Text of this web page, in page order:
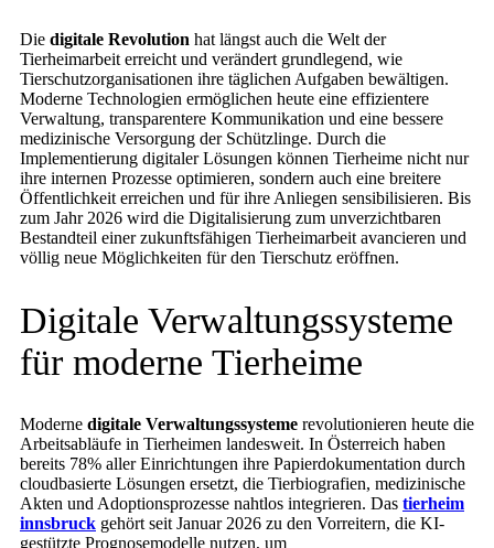
Die digitale Revolution hat längst auch die Welt der
Tierheimarbeit erreicht und verändert grundlegend, wie
Tierschutzorganisationen ihre täglichen Aufgaben bewältigen.
Moderne Technologien ermöglichen heute eine effizientere
Verwaltung, transparentere Kommunikation und eine bessere
medizinische Versorgung der Schützlinge. Durch die
Implementierung digitaler Lösungen können Tierheime nicht nur
ihre internen Prozesse optimieren, sondern auch eine breitere
Öffentlichkeit erreichen und für ihre Anliegen sensibilisieren. Bis
zum Jahr 2026 wird die Digitalisierung zum unverzichtbaren
Bestandteil einer zukunftsfähigen Tierheimarbeit avancieren und
völlig neue Möglichkeiten für den Tierschutz eröffnen.
Digitale Verwaltungssysteme
für moderne Tierheime
Moderne digitale Verwaltungssysteme revolutionieren heute die
Arbeitsabläufe in Tierheimen landesweit. In Österreich haben
bereits 78% aller Einrichtungen ihre Papierdokumentation durch
cloudbasierte Lösungen ersetzt, die Tierbiografien, medizinische
Akten und Adoptionsprozesse nahtlos integrieren. Das tierheim
innsbruck gehört seit Januar 2026 zu den Vorreitern, die KI-
gestützte Prognosemodelle nutzen, um